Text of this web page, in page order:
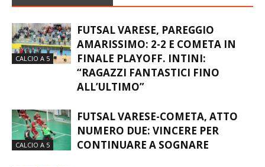
CALCIO A 5
FUTSAL VARESE, PAREGGIO
AMARISSIMO: 2-2 E COMETA IN
FINALE PLAYOFF. INTINI:
“RAGAZZI FANTASTICI FINO
ALL’ULTIMO”
CALCIO A 5
FUTSAL VARESE-COMETA, ATTO
NUMERO DUE: VINCERE PER
CONTINUARE A SOGNARE